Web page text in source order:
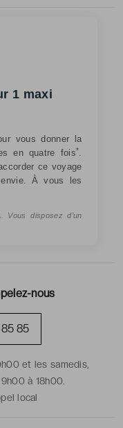
nous
85
et les samedis,
à 18h00.
local
1 maxi
vous donner la
en quatre fois*.
ce voyage
À vous les
Vous disposez d’un